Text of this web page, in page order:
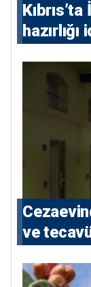
ve